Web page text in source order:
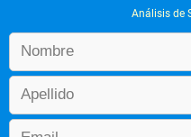
Investigación de
Modelos en
Análisis de